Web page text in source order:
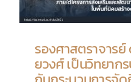
รองศาสตราจาร
ยวงศ์ เป็นวิทยาก